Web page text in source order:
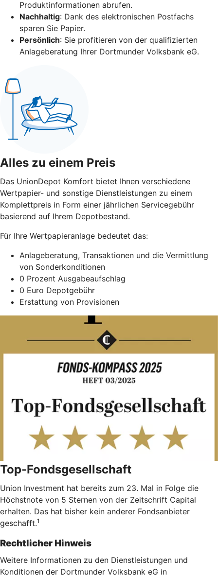
Produktinformationen abrufen.
Nachhaltig: Dank des elektronischen Postfachs
sparen Sie Papier.
Persönlich: Sie profitieren von der qualifizierten
Anlageberatung Ihrer Dortmunder Volksbank eG.
Alles zu einem Preis
Das UnionDepot Komfort bietet Ihnen verschiedene
Wertpapier- und sonstige Dienstleistungen zu einem
Komplettpreis in Form einer jährlichen Servicegebühr
basierend auf Ihrem Depotbestand.
Für Ihre Wertpapieranlage bedeutet das:
Anlageberatung, Transaktionen und die Vermittlung
von Sonderkonditionen
0 Prozent Ausgabeaufschlag
0 Euro Depotgebühr
Erstattung von Provisionen
Top-Fondsgesellschaft
Union Investment hat bereits zum 23. Mal in Folge die
Höchstnote von 5 Sternen von der Zeitschrift Capital
erhalten. Das hat bisher kein anderer Fondsanbieter
geschafft.1
Rechtlicher Hinweis
Weitere Informationen zu den Dienstleistungen und
Konditionen der Dortmunder Volksbank eG in